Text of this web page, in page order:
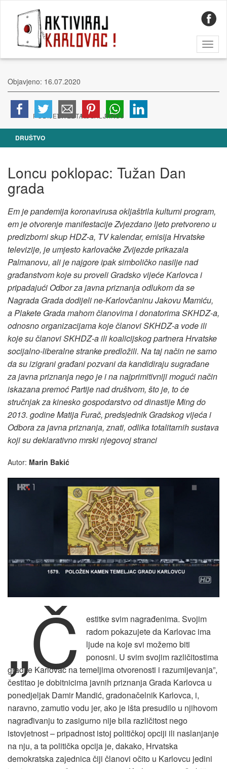
Objavjeno: 16.07.2020
DRUŠTVO
Loncu poklopac: Tužan Dan
grada
Em je pandemija koronavirusa okljaštrila kulturni program,
em je otvorenje manifestacije Zvjezdano ljeto pretvoreno u
predizborni skup HDZ-a, TV kalendar, emisija Hrvatske
televizije, je umjesto karlovačke Zvijezde prikazala
Palmanovu, ali je najgore ipak simboličko nasilje nad
građanstvom koje su proveli Gradsko vijeće Karlovca i
pripadajući Odbor za javna priznanja odlukom da se
Nagrada Grada dodijeli ne-Karlovčaninu Jakovu Mamiću,
a Plakete Grada mahom članovima i donatorima SKHDZ-a,
odnosno organizacijama koje članovi SKHDZ-a vode ili
koje su članovi SKHDZ-a ili koalicijskog partnera Hrvatske
socijalno-liberalne stranke predložili. Na taj način ne samo
da su izigrani građani pozvani da kandidiraju sugrađane
za javna priznanja nego je i na najprimitivniji mogući način
iskazana premoć Partije nad društvom, što je, to će
stručnjak za kinesko gospodarstvo od dinastije Ming do
2013. godine Matija Furač, predsjednik Gradskog vijeća i
Odbora za javna priznanja, znati, odlika totalitarnih sustava
koji su deklarativno mrski njegovoj stranci
Autor: Marin Bakić
„Č
estitke svim nagrađenima. Svojim
radom pokazujete da Karlovac ima
ljude na koje svi možemo biti
ponosni. U svim svojim različitostima
gradite Karlovac na temeljima otvorenosti i razumijevanja”,
čestitao je dobitnicima javnih priznanja Grada Karlovca u
ponedjeljak Damir Mandić, gradonačelnik Karlovca, i,
naravno, zamutio vodu jer, ako je išta presudilo u njihovom
nagrađivanju to zasigurno nije bila različitost nego
istovjetnost – pripadnost istoj političkoj opciji ili naslanjanje
na nju, a ta politička opcija je, dakako, Hrvatska
demokratska zajednica čiji članovi očito u Karlovcu jedini